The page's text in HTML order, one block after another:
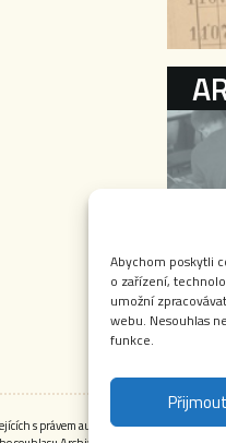
Abychom poskytli
o zařízení,
umožní
webu. Nesouhlas
funkce.
Přijmout
s právem autorským a o změně